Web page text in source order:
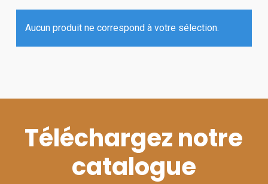
Aucun produit ne correspond à votre sélection.
Téléchargez notre
catalogue